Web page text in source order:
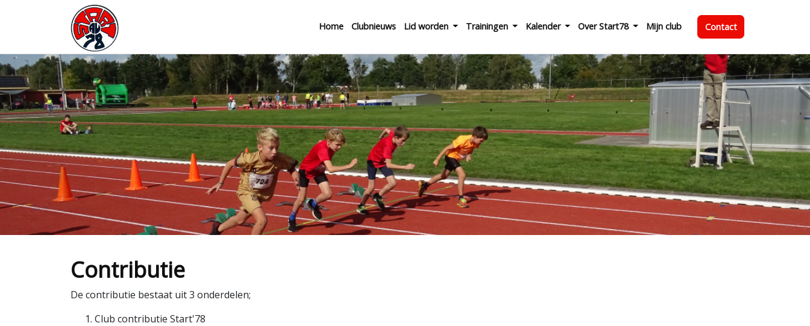
Home Clubnieuws Lid worden Trainingen Kalender Over Start78 Mijn club Contact
Contributie
De contributie bestaat uit 3 onderdelen;
Club contributie Start'78